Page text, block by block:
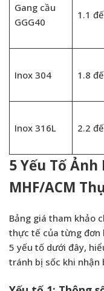
Gang cầu
GGG40
1.1
Inox 304 1.8
Inox 316L 2.2
5 Yếu Tố
MHF/ACM
Bảng giá tham khảo
thực tế của từng đơn
5 yếu tố dưới đây,
tránh bị sốc khi nhận